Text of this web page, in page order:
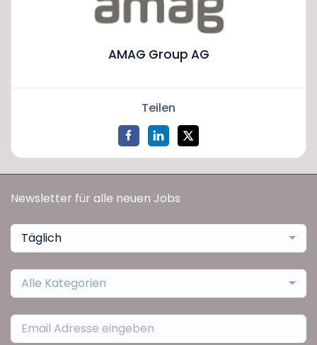
AMAG Group AG
Teilen
Newsletter für alle neuen Jobs
Täglich
Alle Kategorien